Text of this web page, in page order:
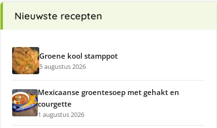
Nieuwste recepten
Groene kool stamppot
5 augustus 2026
Mexicaanse groentesoep met gehakt en
courgette
1 augustus 2026